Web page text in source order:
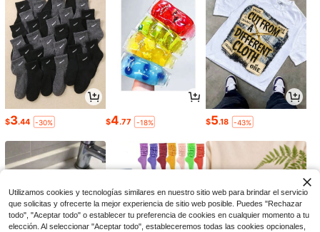
$3.44 -30% $4.77 -18% $5.18 -43%
Utilizamos cookies y tecnologías similares en nuestro sitio web para brindar el servicio
que solicitas y ofrecerte la mejor experiencia de sitio web posible. Puedes "Rechazar
todo", "Aceptar todo" o establecer tu preferencia de cookies en cualquier momento a tu
elección. Al seleccionar "Aceptar todo", estableceremos todas las cookies opcionales,